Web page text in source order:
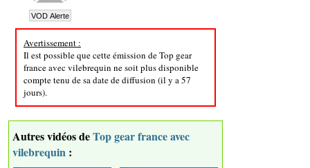
Avertissement :
Il est possible que cette émission de Top gear
france avec vilebrequin ne soit plus disponible
compte tenu de sa date de diffusion (il y a 57
jours).
Autres vidéos deTop gear france avec
vilebrequin :